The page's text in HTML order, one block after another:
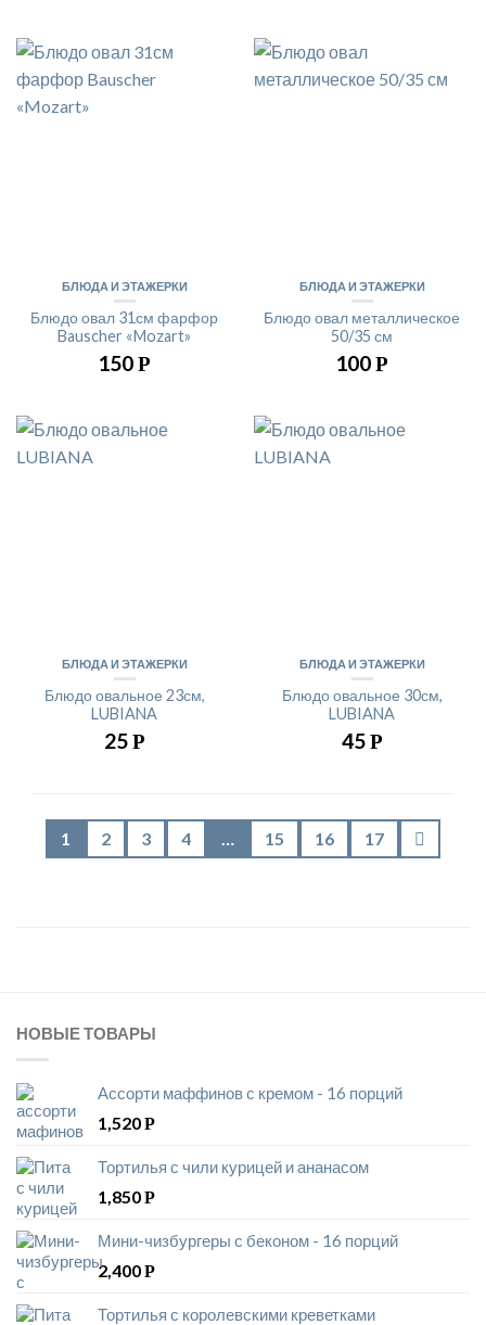
БЛЮДА И ЭТАЖЕРКИ
Блюдо овал 31см фарфор
Bauscher «Mozart»
150Р
БЛЮДА И ЭТАЖЕРКИ
Блюдо овал металлическое
50/35 см
100Р
БЛЮДА И ЭТАЖЕРКИ
Блюдо овальное 23см,
LUBIANA
25Р
БЛЮДА И ЭТАЖЕРКИ
Блюдо овальное 30см,
LUBIANA
45Р
1 2 3 4 … 15 16 17
НОВЫЕ ТОВАРЫ
Ассорти маффинов с кремом - 16 порций
1,520Р
Тортилья с чили курицей и ананасом
1,850Р
Мини-чизбургеры с беконом - 16 порций
2,400Р
Тортилья с королевскими креветками